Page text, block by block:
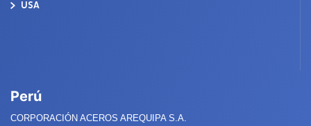
USA
Perú
CORPORACIÓN ACEROS AREQUIPA S.A.